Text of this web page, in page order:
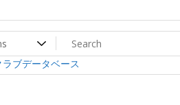
ブデータベース